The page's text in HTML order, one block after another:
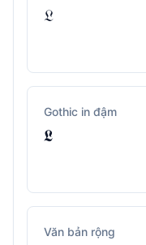
𝔏
Gothic in đậm
𝕷
Văn bản rộng